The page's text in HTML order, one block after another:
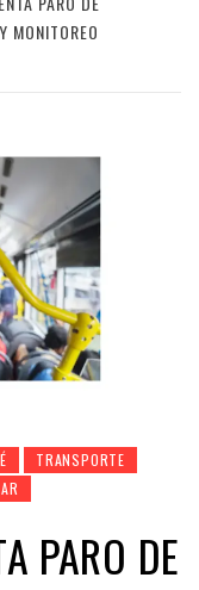
MONITOREO
TRANSPORTE
PARO DE